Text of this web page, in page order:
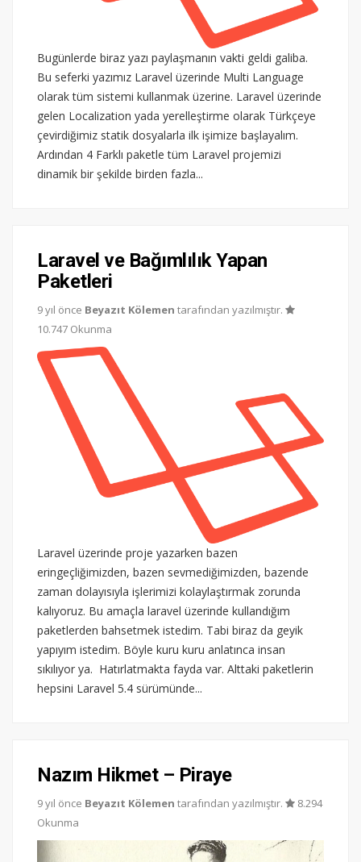
Bugünlerde biraz yazı paylaşmanın vakti geldi galiba.
Bu seferki yazımız Laravel üzerinde Multi Language
olarak tüm sistemi kullanmak üzerine. Laravel üzerinde
gelen Localization yada yerelleştirme olarak Türkçeye
çevirdiğimiz statik dosyalarla ilk işimize başlayalım.
Ardından 4 Farklı paketle tüm Laravel projemizi
dinamik bir şekilde birden fazla...
Laravel ve Bağımlılık Yapan
Paketleri
9 yıl önce Beyazıt Kölemen tarafından yazılmıştır.
10.747 Okunma
Laravel üzerinde proje yazarken bazen
eringeçliğimizden, bazen sevmediğimizden, bazende
zaman dolayısıyla işlerimizi kolaylaştırmak zorunda
kalıyoruz. Bu amaçla laravel üzerinde kullandığım
paketlerden bahsetmek istedim. Tabi biraz da geyik
yapıyım istedim. Böyle kuru kuru anlatınca insan
sıkılıyor ya. Hatırlatmakta fayda var. Alttaki paketlerin
hepsini Laravel 5.4 sürümünde...
Nazım Hikmet – Piraye
9 yıl önce Beyazıt Kölemen tarafından yazılmıştır.
8.294
Okunma